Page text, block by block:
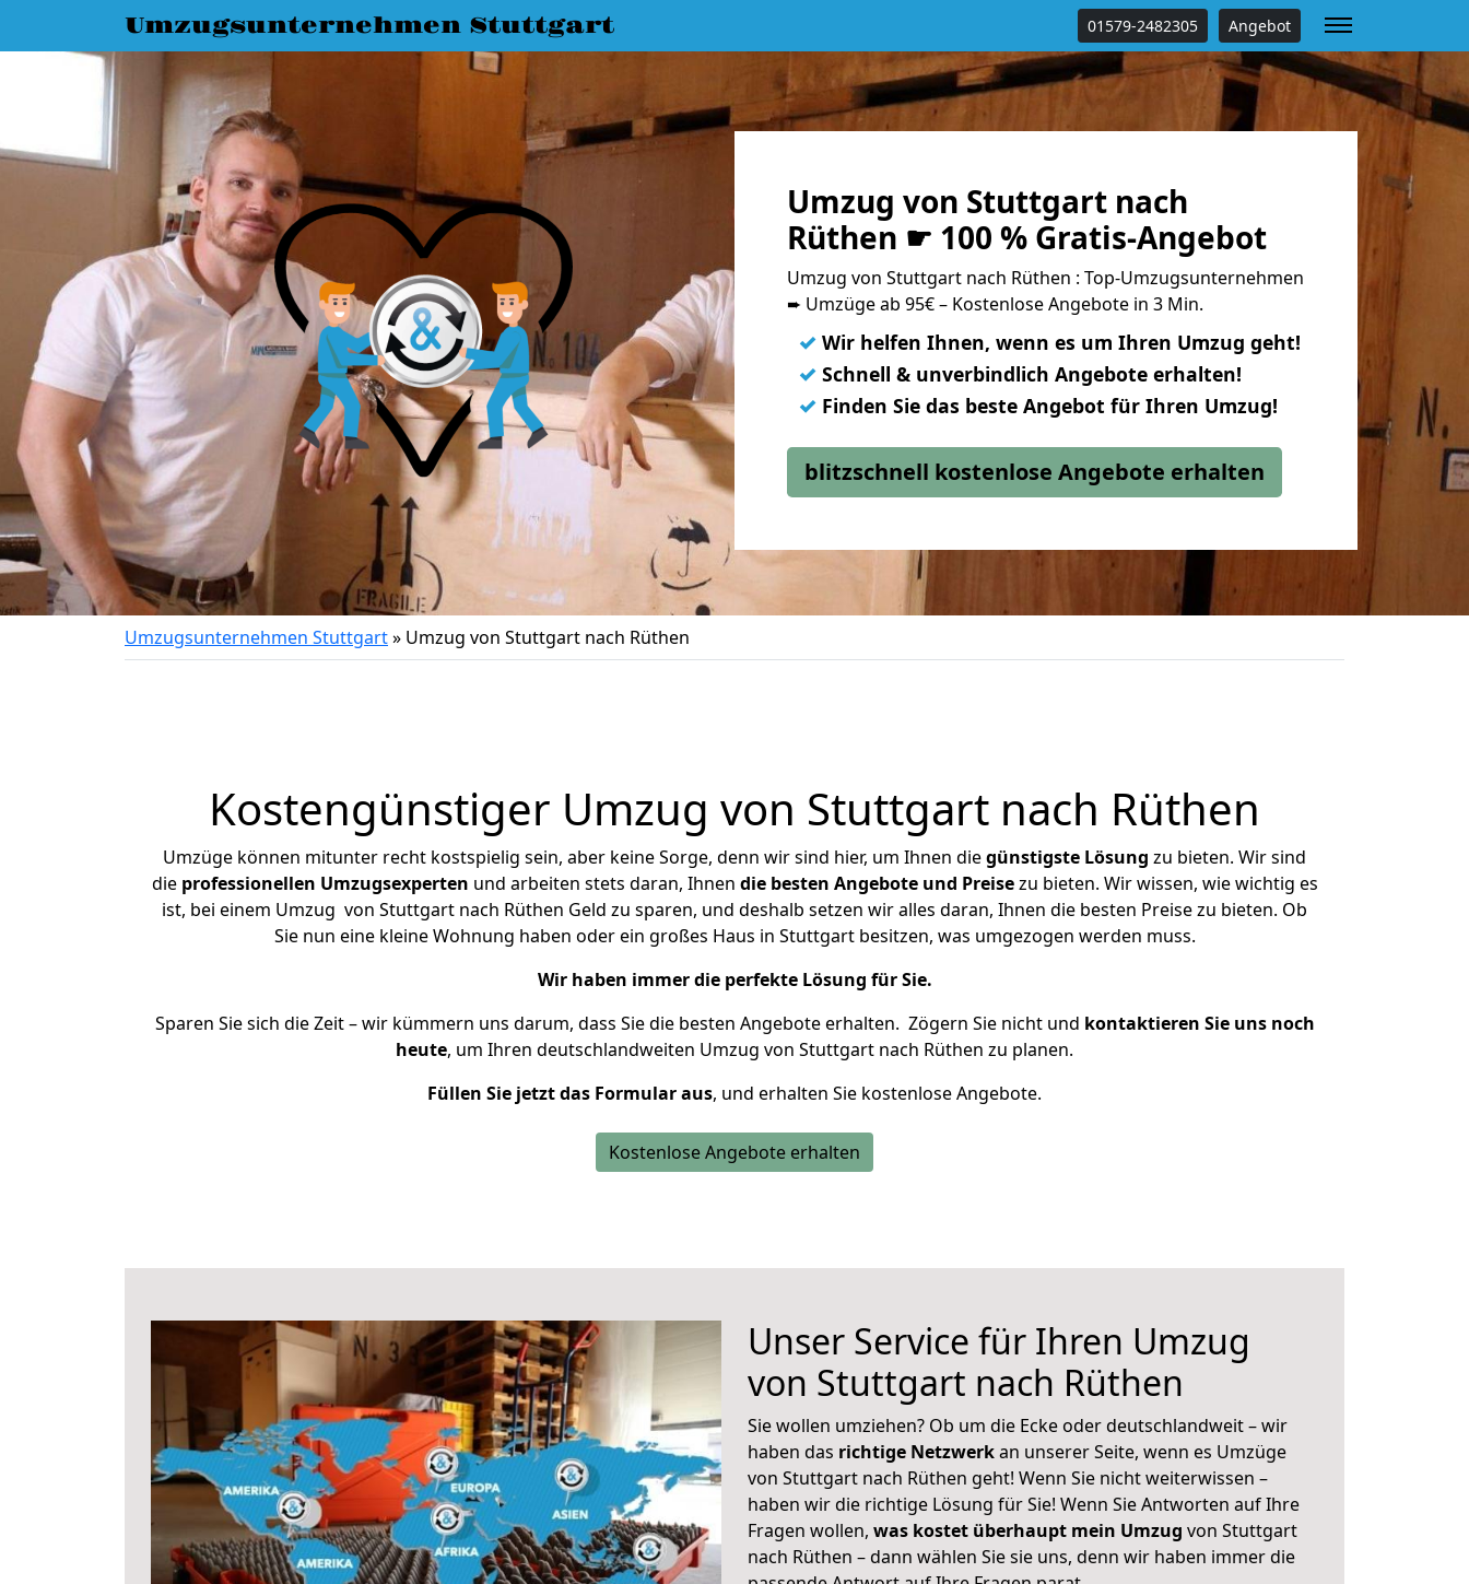
Umzugsunternehmen Stuttgart 01579-2482305 Angebot
Umzug von Stuttgart nach
Rüthen ☛ 100 % Gratis-Angebot
Umzug von Stuttgart nach Rüthen : Top-Umzugsunternehmen
➨ Umzüge ab 95€ – Kostenlose Angebote in 3 Min.
✓ Wir helfen Ihnen, wenn es um Ihren Umzug geht!
✓ Schnell & unverbindlich Angebote erhalten!
✓ Finden Sie das beste Angebot für Ihren Umzug!
blitzschnell kostenlose Angebote erhalten
Umzugsunternehmen Stuttgart» Umzug von Stuttgart nach Rüthen
Kostengünstiger Umzug von Stuttgart nach Rüthen
Umzüge können mitunter recht kostspielig sein, aber keine Sorge, denn wir sind hier, um Ihnen diegünstigste Lösung zu bieten. Wir sind
die professionellen Umzugsexperten und arbeiten stets daran, Ihnen die besten Angebote und Preisezu bieten. Wir wissen, wie wichtig es
ist, bei einem Umzug von Stuttgart nach Rüthen Geld zu sparen, und deshalb setzen wir alles daran, Ihnen die besten Preise zu bieten. Ob
Sie nun eine kleine Wohnung haben oder ein großes Haus in Stuttgart besitzen, was umgezogen werden muss.
Wir haben immer die perfekte Lösung für Sie.
Sparen Sie sich die Zeit – wir kümmern uns darum, dass Sie die besten Angebote erhalten. Zögern Sie nicht und kontaktieren Sie uns noch
heute, um Ihren deutschlandweiten Umzug von Stuttgart nach Rüthen zu planen.
Füllen Sie jetzt das Formular aus, und erhalten Sie kostenlose Angebote.
Kostenlose Angebote erhalten
Unser Service für Ihren Umzug
von Stuttgart nach Rüthen
Sie wollen umziehen? Ob um die Ecke oder deutschlandweit – wir
haben das richtige Netzwerkan unserer Seite, wenn es Umzüge
von Stuttgart nach Rüthen geht! Wenn Sie nicht weiterwissen –
haben wir die richtige Lösung für Sie! Wenn Sie Antworten auf Ihre
Fragen wollen, was kostet überhaupt mein Umzug von Stuttgart
nach Rüthen – dann wählen Sie sie uns, denn wir haben immer die